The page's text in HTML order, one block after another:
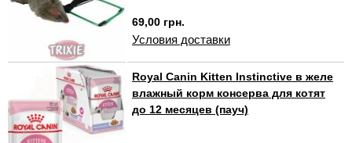
69,00 грн.
Условия доставки
Royal Canin Kitten Instinctive в желе
влажный корм консерва для котят
до 12 месяцев (пауч)